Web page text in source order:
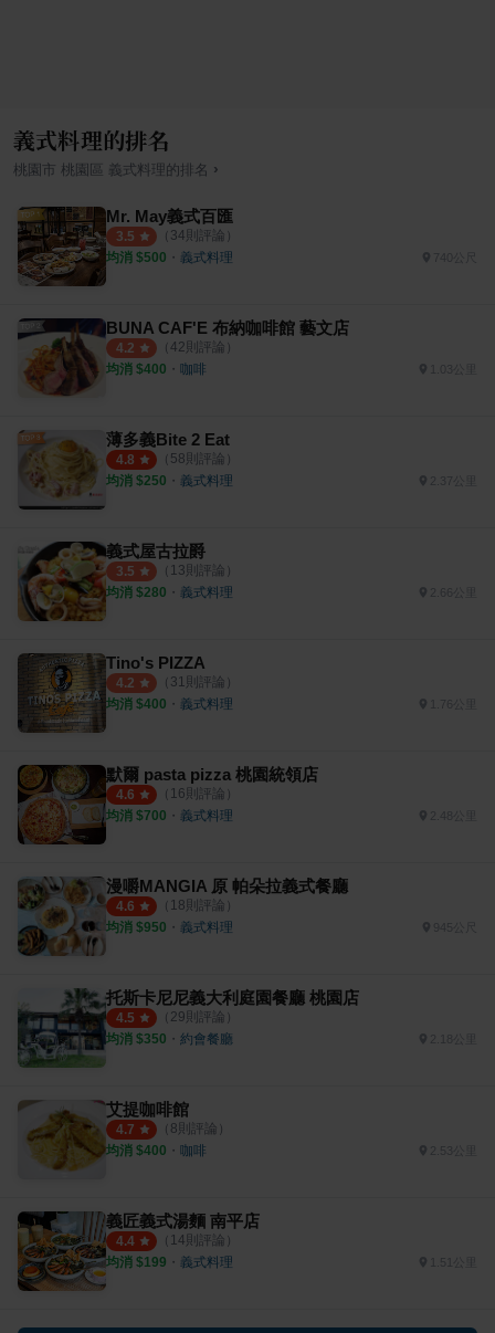
義式料理的排名
桃園市 桃園區 義式料理 的排名 ›
Mr. May義式百匯
3.5 （ 34則評論）
均消 $500 ・ 義式料理
BUNA CAF'E 布納咖啡館 藝文店
4.2 （ 42則評論）
均消 $400 ・ 咖啡
薄多義Bite 2 Eat
4.8 （ 58則評論）
均消 $250 ・ 義式料理
義式屋古拉爵
3.5 （ 13則評論）
均消 $280 ・ 義式料理
Tino's PIZZA
4.2 （ 31則評論）
均消 $400 ・ 義式料理
默爾 pasta pizza 桃園統領店
4.6 （ 16則評論）
均消 $700 ・ 義式料理
漫嚼MANGIA 原 帕朵拉義式餐廳
4.6 （ 18則評論）
均消 $950 ・ 義式料理 945公尺
托斯卡尼尼義大利庭園餐廳 桃園店
4.5 （ 29則評論）
均消 $350 ・ 約會餐廳
艾提咖啡館
4.7 （ 8則評論）
均消 $400 ・ 咖啡 2.53公里
義匠義式湯麵 南平店
4.4 （ 14則評論）
均消 $199 ・ 義式料理 1.51公里